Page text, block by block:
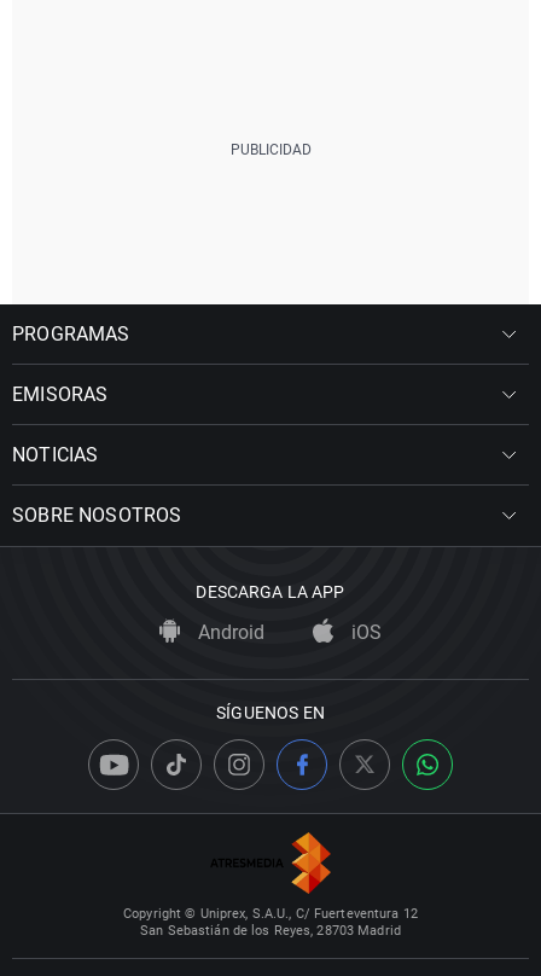
PROGRAMAS
EMISORAS
NOTICIAS
SOBRE NOSOTROS
DESCARGA LA APP
Android iOS
SÍGUENOS EN
Copyright © Uniprex, S.A.U., C/ Fuerteventura 12
San Sebastián de los Reyes, 28703 Madrid